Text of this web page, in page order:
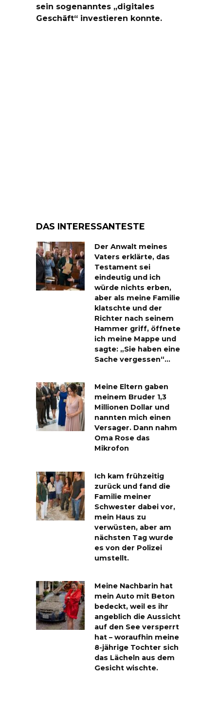
sein sogenanntes „digitales
Geschäft“ investieren konnte.
DAS INTERESSANTESTE
Der Anwalt meines
Vaters erklärte, das
Testament sei
eindeutig und ich
würde nichts erben,
aber als meine Familie
klatschte und der
Richter nach seinem
Hammer griff, öffnete
ich meine Mappe und
sagte: „Sie haben eine
Sache vergessen“…
Meine Eltern gaben
meinem Bruder 1,3
Millionen Dollar und
nannten mich einen
Versager. Dann nahm
Oma Rose das
Mikrofon
Ich kam frühzeitig
zurück und fand die
Familie meiner
Schwester dabei vor,
mein Haus zu
verwüsten, aber am
nächsten Tag wurde
es von der Polizei
umstellt.
Meine Nachbarin hat
mein Auto mit Beton
bedeckt, weil es ihr
angeblich die Aussicht
auf den See versperrt
hat – woraufhin meine
8-jährige Tochter sich
das Lächeln aus dem
Gesicht wischte.